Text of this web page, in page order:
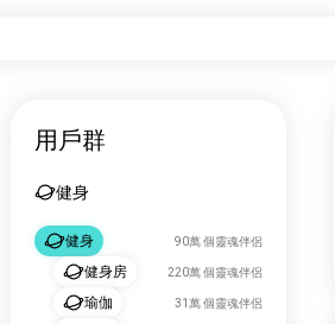
用戶群
健身
健身 90萬 個靈魂伴侶
健身房 220萬 個靈魂伴侶
瑜伽 31萬 個靈魂伴侶